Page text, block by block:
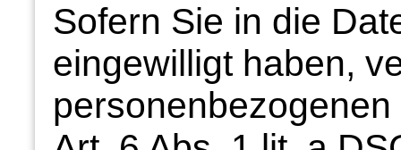
Sofern Sie in die
eingewilligt haben,